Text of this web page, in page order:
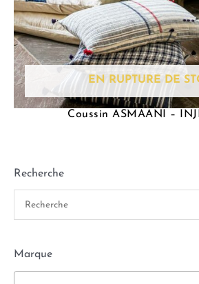
Recherche
Marque
EN RUPTURE DE
Coussin ASMAANI –